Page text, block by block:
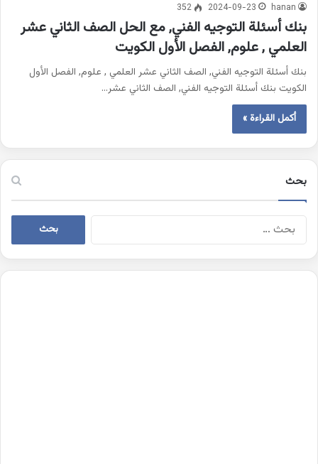
hanan
2024-09-23
352
بنك أسئلة التوجيه الفني, مع الحل الصف الثاني عشر
العلمي , علوم, الفصل الأول الكويت
بنك أسئلة التوجيه الفني, الصف الثاني عشر العلمي , علوم, الفصل الأول
الكويت بنك أسئلة التوجيه الفني, الصف الثاني عشر…
أكمل القراءة »
بحث
البحث